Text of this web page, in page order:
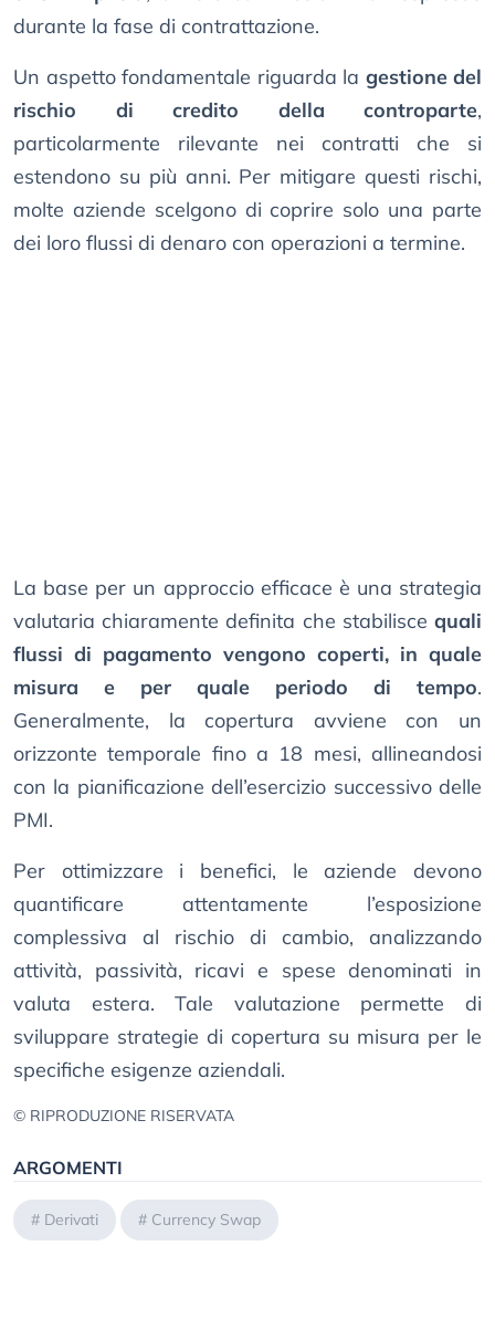
durante la fase di contrattazione.
Un aspetto fondamentale riguarda la gestione del
rischio di credito della controparte,
particolarmente rilevante nei contratti che si
estendono su più anni. Per mitigare questi rischi,
molte aziende scelgono di coprire solo una parte
dei loro flussi di denaro con operazioni a termine.
La base per un approccio efficace è una strategia
valutaria chiaramente definita che stabilisce quali
flussi di pagamento vengono coperti, in quale
misura e per quale periodo di tempo.
Generalmente, la copertura avviene con un
orizzonte temporale fino a 18 mesi, allineandosi
con la pianificazione dell’esercizio successivo delle
PMI.
Per ottimizzare i benefici, le aziende devono
quantificare attentamente l’esposizione
complessiva al rischio di cambio, analizzando
attività, passività, ricavi e spese denominati in
valuta estera. Tale valutazione permette di
sviluppare strategie di copertura su misura per le
specifiche esigenze aziendali.
© RIPRODUZIONE RISERVATA
ARGOMENTI
# Derivati # Currency Swap